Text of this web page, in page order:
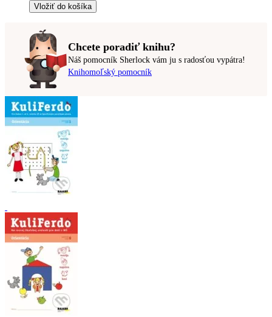
Vložiť do košíka
Chcete poradiť knihu?
Náš pomocník Sherlock vám ju s radosťou vypátra!
Knihomoľský pomocník